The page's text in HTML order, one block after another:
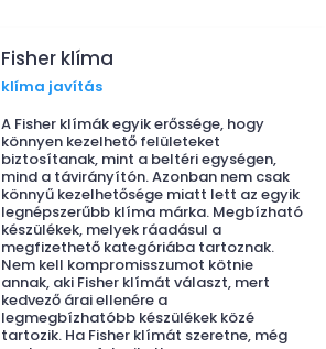
Fisher klíma
klíma javítás
A Fisher klímák egyik erőssége, hogy
könnyen kezelhető felületeket
biztosítanak, mint a beltéri egységen,
mind a távirányítón. Azonban nem csak
könnyű kezelhetősége miatt lett az egyik
legnépszerűbb klíma márka. Megbízható
készülékek, melyek ráadásul a
megfizethető kategóriába tartoznak.
Nem kell kompromisszumot kötnie
annak, aki Fisher klímát választ, mert
kedvező árai ellenére a
legmegbízhatóbb készülékek közé
tartozik. Ha Fisher klímát szeretne, még